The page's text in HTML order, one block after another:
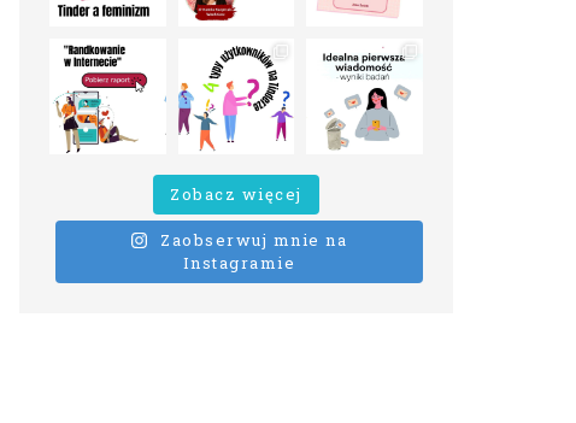
Zobacz więcej
Zaobserwuj mnie na
Instagramie